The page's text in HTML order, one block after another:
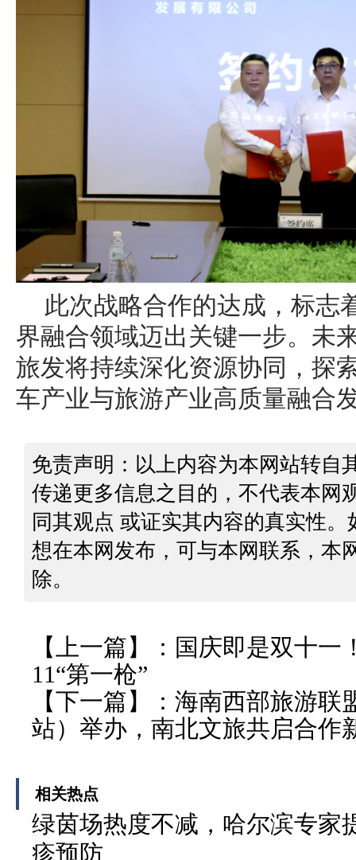
此次战略合作的达成，标志
界融合领域迈出关键一步。未
旅发将持续深化资源协同，探
车产业与旅游产业高质量融合
免责声明：以上内容为本网站转自
传递更多信息之目的，不代表本网
同其观点 或证实其内容的真实性
想在本网发布，可与本网联系，本
除。
【上一篇】： 国庆即是双十一
11“第一枪”
【下一篇】： 海南西部旅游联
站）举办，南北文旅共启合作
相关热点
绿茵场热度不减，哈尔滨专家
疹预防